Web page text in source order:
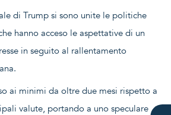
di Trump si sono unite le politiche
hanno acceso le aspettative di un
in seguito al rallentamento
ai minimi da oltre due mesi rispetto a
valute, portando a uno speculare